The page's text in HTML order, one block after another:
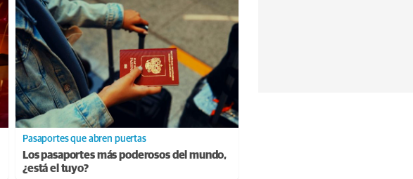
Pasaportes que abren puertas
Los pasaportes más poderosos del mundo,
¿está el tuyo?